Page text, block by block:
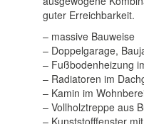
guter Erreichbarkeit.
– massive Bauweise
– Doppelgarage,
– Fußbodenheizung
– Radiatoren im
– Kamin im
– Vollholztreppe aus
– Kunststofffenster